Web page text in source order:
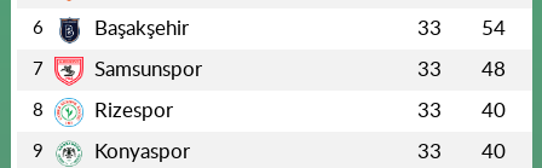
6 Başakşehir 33 54
7 Samsunspor 33 48
8 Rizespor 33 40
9 Konyaspor 33 40